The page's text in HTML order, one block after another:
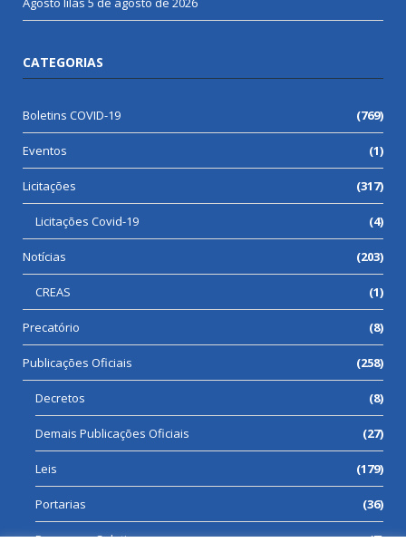
CATEGORIAS
Boletins COVID-19 (769)
Eventos (1)
Licitações (317)
Licitações Covid-19 (4)
Notícias (203)
CREAS (1)
Precatório (8)
Publicações Oficiais (258)
Decretos (8)
Demais Publicações Oficiais (27)
Leis (179)
Portarias (36)
Processos Seletivos (7)